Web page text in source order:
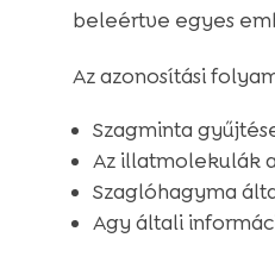
beleértve egyes
Az azonosítási
Szagminta
Az illatmolekulák
Szaglóhagyma
Agy általi